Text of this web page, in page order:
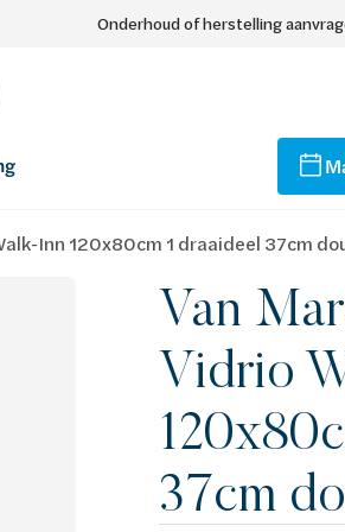
Onderhoud of herstelling
Inn 120x80cm 1 draaideel 37cm
Van
Vidrio
37cm